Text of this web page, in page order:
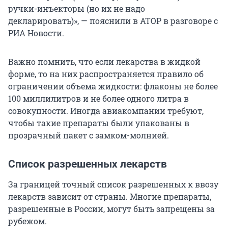
ручки-инъекторы (но их не надо
декларировать)», — пояснили в АТОР в разговоре с
РИА Новости.
Важно помнить, что если лекарства в жидкой
форме, то на них распространяется правило об
ограничении объема жидкости: флаконы не более
100 миллилитров и не более одного литра в
совокупности. Иногда авиакомпании требуют,
чтобы такие препараты были упакованы в
прозрачный пакет с замком-молнией.
Список разрешенных лекарств
За границей точный список разрешенных к ввозу
лекарств зависит от страны. Многие препараты,
разрешенные в России, могут быть запрещены за
рубежом.